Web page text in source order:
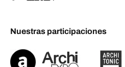
Nuestras participaciones